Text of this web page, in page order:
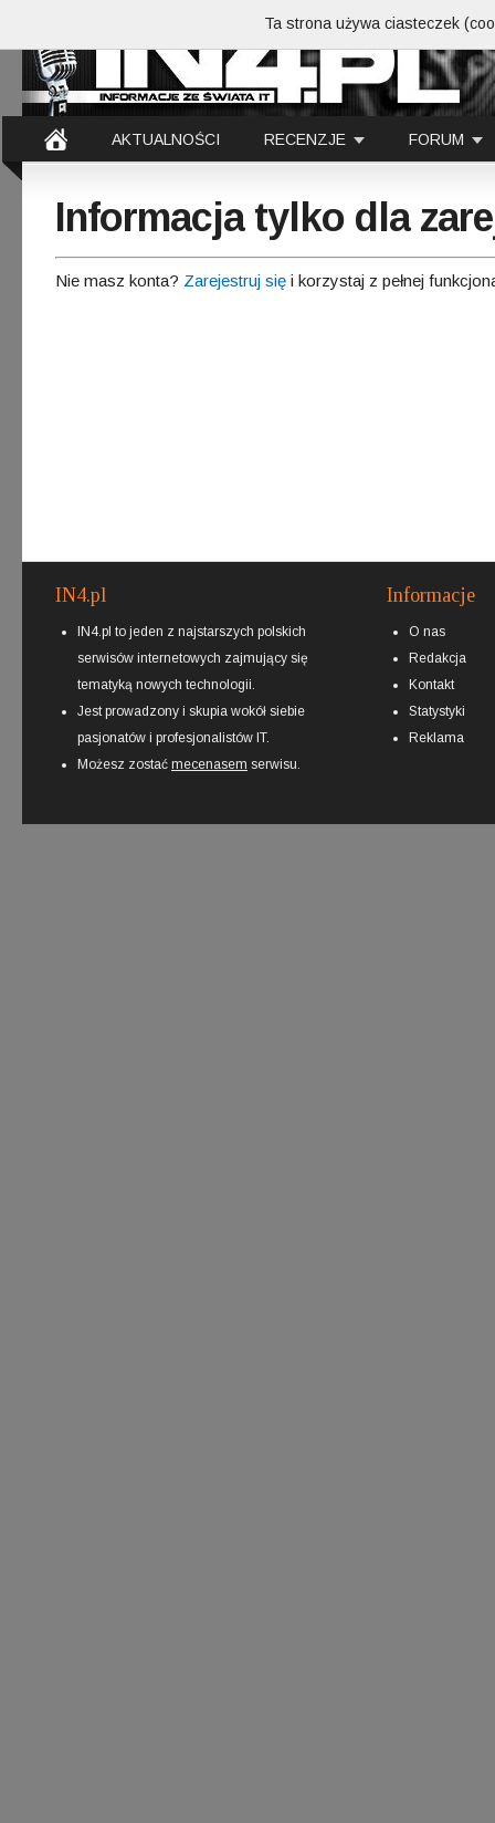
AKTUALNOŚCI RECENZJE FORUM
Informacja tylko dla
Nie masz konta? Zarejestruj się i korzystaj z pełnej
IN4.pl
IN4.pl to jeden z najstarszych polskich
serwisów internetowych zajmujący się
tematyką nowych technologii.
Jest prowadzony i skupia wokół siebie
pasjonatów i profesjonalistów IT.
Możesz zostać mecenasem serwisu.
Informacje
O nas
Redakcja
Kontakt
Statystyki
Reklama
Ta strona używa ciasteczek